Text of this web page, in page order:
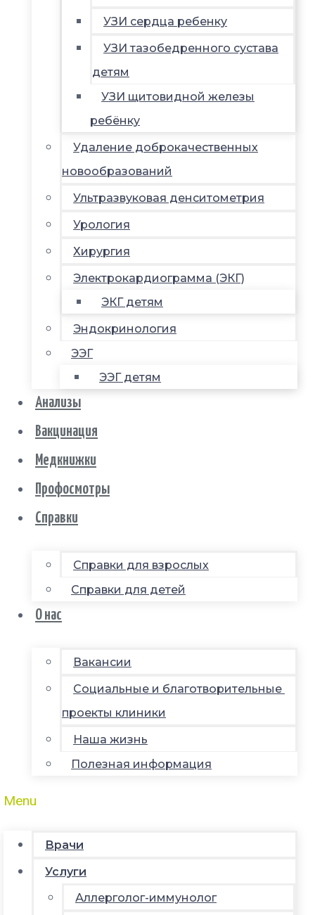
УЗИ сердца ребенку
УЗИ тазобедренного сустава
детям
УЗИ щитовидной железы
ребёнку
Удаление доброкачественных
новообразований
Ультразвуковая денситометрия
Урология
Хирургия
Электрокардиограмма (ЭКГ)
ЭКГ детям
Эндокринология
ЭЭГ
ЭЭГ детям
Анализы
Вакцинация
Медкнижки
Профосмотры
Справки
Справки для взрослых
Справки для детей
О нас
Вакансии
Социальные и благотворительные
проекты клиники
Наша жизнь
Полезная информация
Menu
Врачи
Услуги
Аллерголог-иммунолог